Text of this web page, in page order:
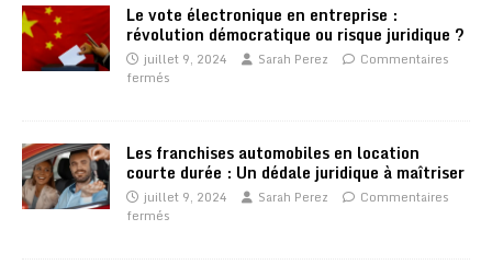
Le vote électronique en entreprise :
révolution démocratique ou risque juridique ?
juillet 9, 2024 Sarah Perez
Commentaires
fermés
Les franchises automobiles en location
courte durée : Un dédale juridique à maîtriser
juillet 9, 2024 Sarah Perez
Commentaires
fermés